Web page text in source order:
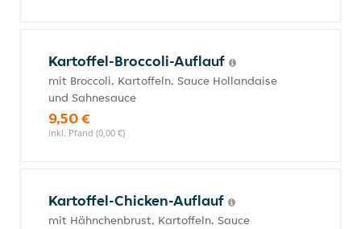
Kartoffel-Broccoli-Auflauf
mit Broccoli, Kartoffeln, Sauce Hollandaise
und Sahnesauce
9,50 €
inkl. Pfand (0,00 €)
Kartoffel-Chicken-Auflauf
mit Hähnchenbrust, Kartoffeln, Sauce